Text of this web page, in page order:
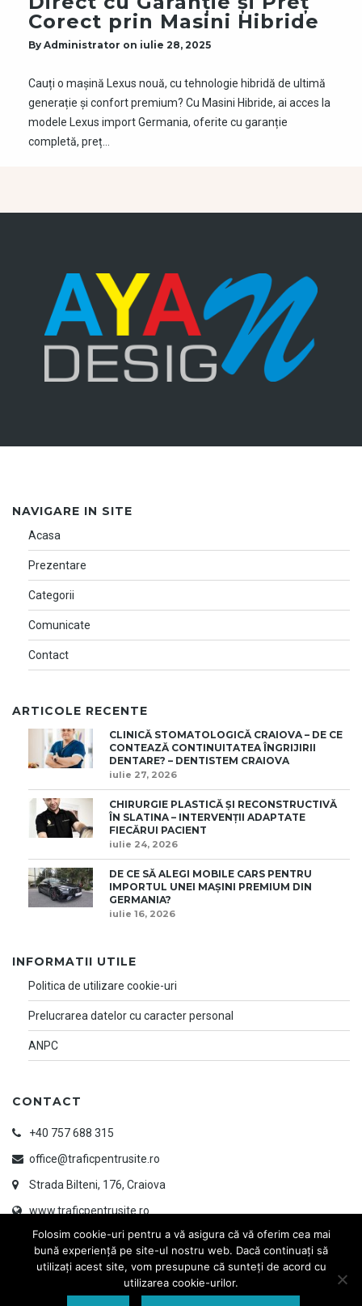
Corect prin Masini Hibride
By Administrator on iulie 28, 2025
Cauți o mașină Lexus nouă, cu tehnologie hibridă de ultimă
generație și confort premium? Cu Masini Hibride, ai acces la
modele Lexus import Germania, oferite cu garanție
completă, preț…
NAVIGARE IN SITE
Acasa
Prezentare
Categorii
Comunicate
Contact
ARTICOLE RECENTE
CLINICĂ STOMATOLOGICĂ CRAIOVA – DE CE
CONTEAZĂ CONTINUITATEA ÎNGRIJIRII
DENTARE? – DENTISTEM CRAIOVA
iulie 27, 2026
CHIRURGIE PLASTICĂ ȘI RECONSTRUCTIVĂ
ÎN SLATINA – INTERVENȚII ADAPTATE
FIECĂRUI PACIENT
iulie 24, 2026
DE CE SĂ ALEGI MOBILE CARS PENTRU
IMPORTUL UNEI MAȘINI PREMIUM DIN
GERMANIA?
iulie 16, 2026
INFORMATII UTILE
Politica de utilizare cookie-uri
Prelucrarea datelor cu caracter personal
ANPC
CONTACT
+40 757 688 315
office@traficpentrusite.ro
Strada Bilteni, 176, Craiova
www.traficpentrusite.ro
Folosim cookie-uri pentru a vă asigura că vă oferim cea mai
bună experiență pe site-ul nostru web. Dacă continuați să
utilizați acest site, vom presupune că sunteți de acord cu
utilizarea cookie-urilor.